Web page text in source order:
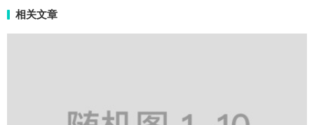
相关文章